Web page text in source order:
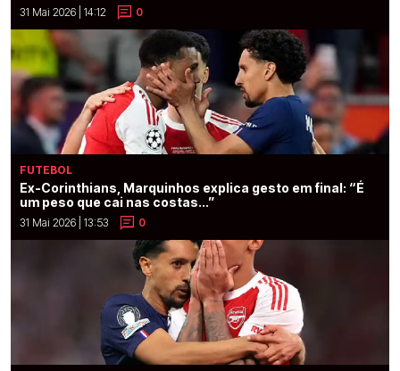
31 Mai 2026 | 14:12 0
FUTEBOL
Ex-Corinthians, Marquinhos explica gesto em final: “É
um peso que cai nas costas...”
31 Mai 2026 | 13:53 0